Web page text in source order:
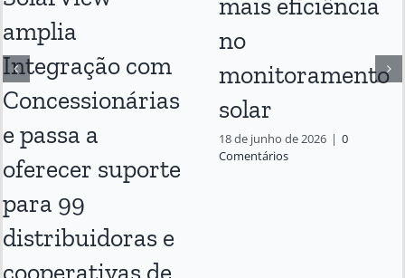
amplia
Integração com
Concessionárias
e passa a
oferecer suporte
para 99
distribuidoras e
mais eficiência
no
monitoramento
solar
18 de junho de 2026 | 0
Comentários